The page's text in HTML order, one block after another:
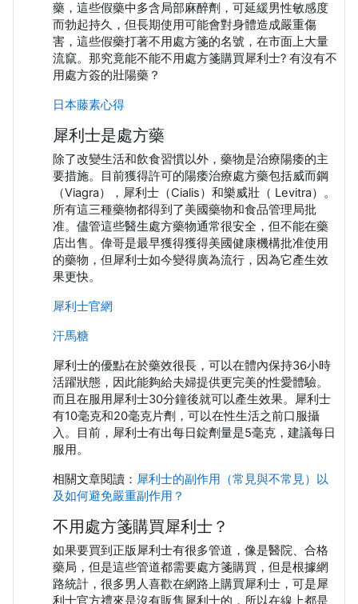
藥，這些假藥中多含局部麻醉劑，可延緩男性敏感度
而勃起持久，但長期使用可能會對身體造成嚴重傷
害，這些假藥打著不用處方箋的名號，在市面上大量
流竄。那究竟能不能不用處方箋購買犀利士? 有沒有不
用處方簽的壯陽藥？
日本藤素心得
犀利士是處方藥
除了改變生活和飲食習慣以外，藥物是治療陽痿的主
要措施。目前獲得許可的陽痿治療處方藥包括威而鋼
（Viagra），犀利士（Cialis）和樂威壯（ Levitra）。
所有這三種藥物都得到了美國藥物和食品管理局批
准。儘管這些醫生處方藥物通常很安全，但不能在藥
店出售。偉哥是最早獲得獲得美國健康機構批准使用
的藥物，但犀利士如今變得廣為流行，因為它產生效
果更快。
犀利士官網
汗馬糖
犀利士的優點在於藥效很長，可以在體內保持36小時
活躍狀態，因此能夠給夫婦提供更完美的性愛體驗。
而且在服用犀利士30分鐘後就可以產生效果。犀利士
有10毫克和20毫克片劑，可以在性生活之前口服攝
入。目前，犀利士有出每日錠劑量是5毫克，建議每日
服用。
相關文章閱讀： 犀利士的副作用（常見與不常見）以
及如何避免嚴重副作用？
不用處方箋購買犀利士？
如果要買到正版犀利士有很多管道，像是醫院、合格
藥局，但是這些管道都需要處方箋購買，但是根據網
路統計，很多男人喜歡在網路上購買犀利士，可是犀
利士官方禮來是沒有販售犀利士的，所以在線上都是